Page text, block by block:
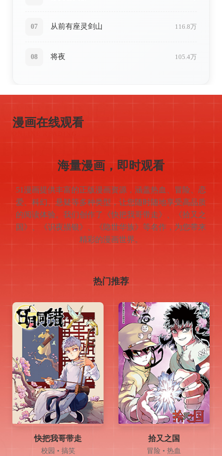
07 从前有座灵剑山 116.8万
08 将夜 105.4万
ONLINE
READING
漫画在线观看
海量漫画，即时观看
51漫画提供丰富的正版漫画资源，涵盖热血、冒险、恋
爱、科幻、悬疑等多种类型，让您随时随地享受高品质
的阅读体验。我们创作了《快把我哥带走》、《拾又之
国》、《识夜描银》、《隐世华族》等名作，为您带来
精彩的漫画世界。
热门推荐
快把我哥带走
校园 • 搞笑
拾又之国
冒险 • 热血